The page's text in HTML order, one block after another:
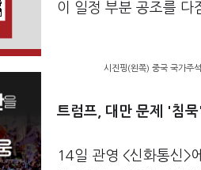
이 일정 부분 공조를 다
시진핑(왼쪽) 중국 국가주
트럼프, 대만 문제 '침
14일 관영 <신화통신>